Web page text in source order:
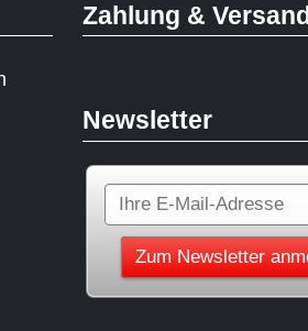
Zahlung & Versand
Newsletter